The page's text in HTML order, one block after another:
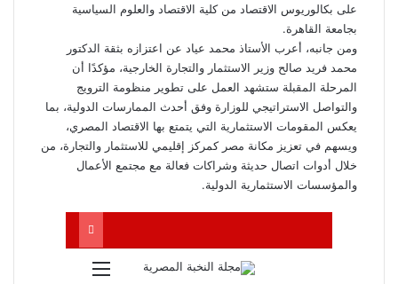
على بكالوريوس الاقتصاد من كلية الاقتصاد والعلوم السياسية
بجامعة القاهرة.
ومن جانبه، أعرب الأستاذ محمد عياد عن اعتزازه بثقة الدكتور
محمد فريد صالح وزير الاستثمار والتجارة الخارجية، مؤكدًا أن
المرحلة المقبلة ستشهد العمل على تطوير منظومة الترويج
والتواصل الاستراتيجي للوزارة وفق أحدث الممارسات الدولية، بما
يعكس المقومات الاستثمارية التي يتمتع بها الاقتصاد المصري،
ويسهم في تعزيز مكانة مصر كمركز إقليمي للاستثمار والتجارة، من
خلال أدوات اتصال حديثة وشراكات فعالة مع مجتمع الأعمال
والمؤسسات الاستثمارية الدولية.